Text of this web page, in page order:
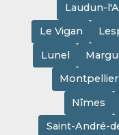
Laudun-
Le Vigan
Lunel
Montpellier
Nîmes
Saint-André-